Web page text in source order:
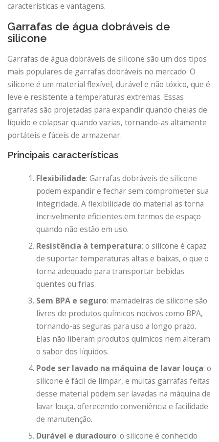
características e vantagens.
Garrafas de água dobráveis ​​de
silicone
Garrafas de água dobráveis ​​de silicone são um dos tipos
mais populares de garrafas dobráveis ​​no mercado. O
silicone é um material flexível, durável e não tóxico, que é
leve e resistente a temperaturas extremas. Essas
garrafas são projetadas para expandir quando cheias de
líquido e colapsar quando vazias, tornando-as altamente
portáteis e fáceis de armazenar.
Principais características
Flexibilidade: Garrafas dobráveis ​​de silicone
podem expandir e fechar sem comprometer sua
integridade. A flexibilidade do material as torna
incrivelmente eficientes em termos de espaço
quando não estão em uso.
Resistência à temperatura: o silicone é capaz
de suportar temperaturas altas e baixas, o que o
torna adequado para transportar bebidas
quentes ou frias.
Sem BPA e seguro: mamadeiras de silicone são
livres de produtos químicos nocivos como BPA,
tornando-as seguras para uso a longo prazo.
Elas não liberam produtos químicos nem alteram
o sabor dos líquidos.
Pode ser lavado na máquina de lavar louça: o
silicone é fácil de limpar, e muitas garrafas feitas
desse material podem ser lavadas na máquina de
lavar louça, oferecendo conveniência e facilidade
de manutenção.
Durável e duradouro: o silicone é conhecido